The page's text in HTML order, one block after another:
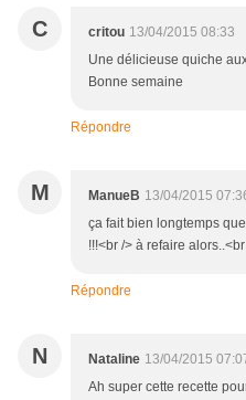
C critou 13/04/2015 08:33
Une délicieuse quiche
Bonne semaine
Répondre
M ManueB 13/04/2015
ça fait bien longtemps
!!!<br /> à refaire
Répondre
N Nataline 13/04/2015
Ah super cette recette